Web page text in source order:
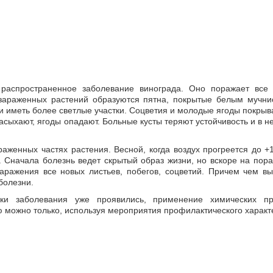
заболевание винограда. Оно поражает все
растений образуются пятна, покрытые белым
иметь более светлые участки. Соцветия и молодые ягоды
ягоды опадают. Больные кусты теряют устойчивость и в
частях растения. Весной, когда воздух прогреется до
болезнь ведет скрытый образ жизни, но вскоре на
все новых листьев, побегов, соцветий. Причем чем
заболевания уже проявились, применение химических
только, используя мероприятия профилактического